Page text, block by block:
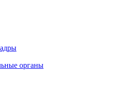
органы